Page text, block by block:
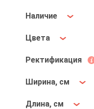
Наличие
Цвета
Ректификация
Ширина, см
Длина, см